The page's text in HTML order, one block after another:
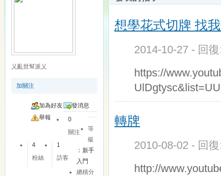
乂亂世幫派乂
加關注
加為好友
發消息
舉報
0
關注
4
粉絲
1
訪客
等
級
︰新手
入門
總積分
想學花式切牌 找
2014-10-27 - 回
https://
轉牌
2010-08-02 - 回
http://